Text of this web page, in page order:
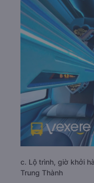
c. Lộ trình, giờ khởi
Trung Thành